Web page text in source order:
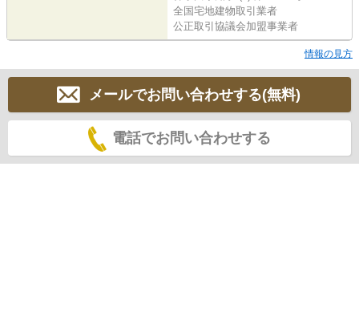
全国宅地建物取引業者
公正取引協議会加盟事業者
情報の見方
メールでお問い合わせする(無料)
電話でお問い合わせする